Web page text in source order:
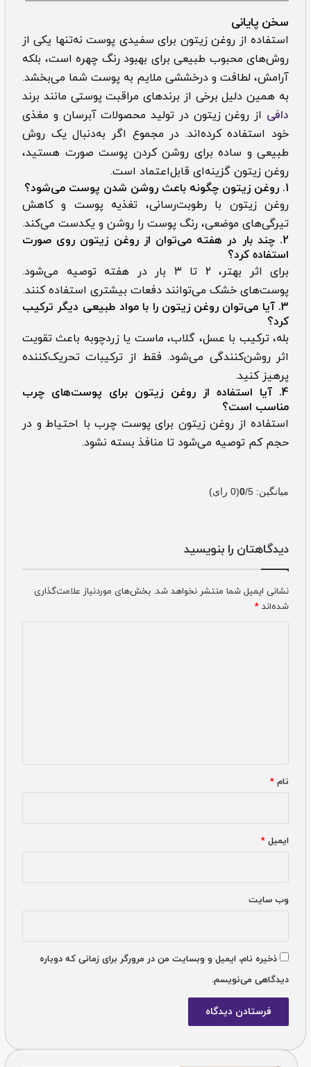
سخن پایانی
استفاده از روغن زیتون برای سفیدی پوست نه‌تنها یکی از
روش‌های محبوب طبیعی برای بهبود رنگ چهره است، بلکه
آرامش، لطافت و درخششی ملایم به پوست شما می‌بخشد.
به همین دلیل برخی از برندهای مراقبت پوستی مانند برند
دافی از روغن زیتون در تولید محصولات آبرسان و مغذی
خود استفاده کرده‌اند. در مجموع اگر به‌دنبال یک روش
طبیعی و ساده برای روشن کردن پوست صورت هستید،
روغن زیتون گزینه‌ای قابل‌اعتماد است.
1. روغن زیتون چگونه باعث روشن شدن پوست می‌شود؟
روغن زیتون با رطوبت‌رسانی، تغذیه پوست و کاهش
تیرگی‌های موضعی، رنگ پوست را روشن و یکدست می‌کند.
2. چند بار در هفته می‌توان از روغن زیتون روی صورت
استفاده کرد؟
برای اثر بهتر، ۲ تا ۳ بار در هفته توصیه می‌شود.
پوست‌های خشک می‌توانند دفعات بیشتری استفاده کنند.
3. آیا می‌توان روغن زیتون را با مواد طبیعی دیگر ترکیب
کرد؟
بله، ترکیب با عسل، گلاب، ماست یا زردچوبه باعث تقویت
اثر روشن‌کنندگی می‌شود. فقط از ترکیبات تحریک‌کننده
پرهیز کنید.
4. آیا استفاده از روغن زیتون برای پوست‌های چرب
مناسب است؟
استفاده از روغن زیتون برای پوست چرب با احتیاط و در
حجم کم توصیه می‌شود تا منافذ بسته نشود.
میانگین: 0/5
(
0 رای)
دیدگاهتان را بنویسید
نشانی ایمیل شما منتشر نخواهد شد. بخش‌های موردنیاز علامت‌گذاری
شده‌اند *
نام *
ایمیل *
وب‌ سایت
ذخیره نام، ایمیل و وبسایت من در مرورگر برای زمانی که دوباره
دیدگاهی می‌نویسم.